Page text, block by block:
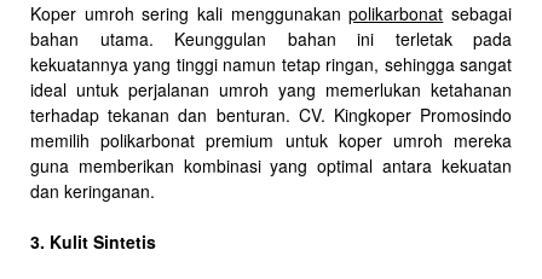
Koper umroh sering kali menggunakanpolikarbonat sebagai
bahan utama. Keunggulan bahan ini terletak pada
kekuatannya yang tinggi namun tetap ringan, sehingga sangat
ideal untuk perjalanan umroh yang memerlukan ketahanan
terhadap tekanan dan benturan. CV. Kingkoper Promosindo
memilih polikarbonat premium untuk koper umroh mereka
guna memberikan kombinasi yang optimal antara kekuatan
dan keringanan.
3. Kulit Sintetis